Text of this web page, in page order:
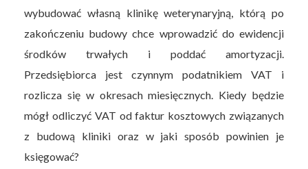
wybudować własną klinikę weterynaryjną, którą po
zakończeniu budowy chce wprowadzić do ewidencji
środków trwałych i poddać amortyzacji.
Przedsiębiorca jest czynnym podatnikiem VAT i
rozlicza się w okresach miesięcznych. Kiedy będzie
mógł odliczyć VAT od faktur kosztowych związanych
z budową kliniki oraz w jaki sposób powinien je
księgować?